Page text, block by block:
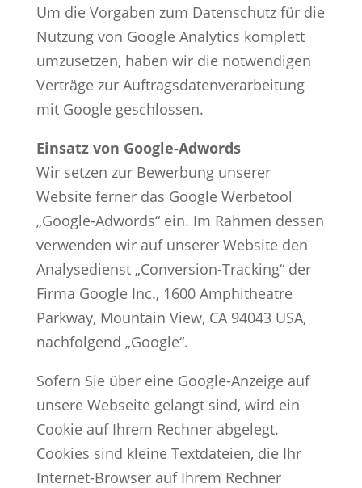
Um die Vorgaben zum Datenschutz für die
Nutzung von Google Analytics komplett
umzusetzen, haben wir die notwendigen
Verträge zur Auftragsdatenverarbeitung
mit Google geschlossen.
Einsatz von Google-Adwords
Wir setzen zur Bewerbung unserer
Website ferner das Google Werbetool
„Google-Adwords“ ein. Im Rahmen dessen
verwenden wir auf unserer Website den
Analysedienst „Conversion-Tracking“ der
Firma Google Inc., 1600 Amphitheatre
Parkway, Mountain View, CA 94043 USA,
nachfolgend „Google“.
Sofern Sie über eine Google-Anzeige auf
unsere Webseite gelangt sind, wird ein
Cookie auf Ihrem Rechner abgelegt.
Cookies sind kleine Textdateien, die Ihr
Internet-Browser auf Ihrem Rechner